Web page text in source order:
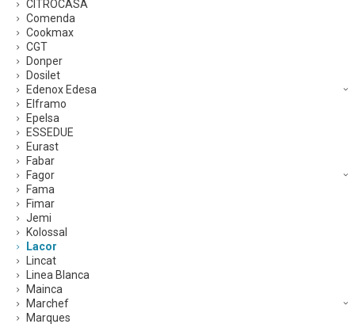
CITROCASA
Comenda
Cookmax
CGT
Donper
Dosilet
Edenox Edesa
Elframo
Epelsa
ESSEDUE
Eurast
Fabar
Fagor
Fama
Fimar
Jemi
Kolossal
Lacor
Lincat
Linea Blanca
Mainca
Marchef
Marques